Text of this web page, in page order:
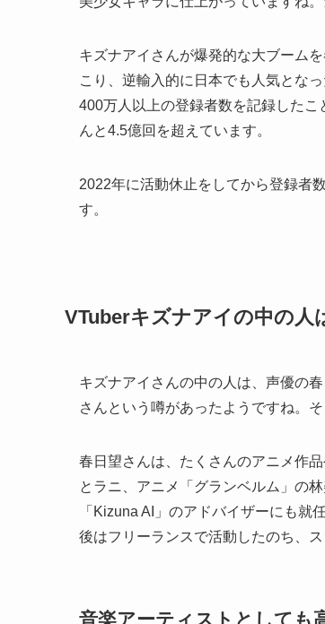
キズナアイさんが爆発的な大ブーム
こり、逆輸入的に日本でも人気とな
400万人以上の登録者数を記録した
んと4.5億回を超えています。
2022年に活動休止をしてから登録者
す。
VTuberキズナアイの中の人
キズナアイさんの中の人は、声優の
さんという噂があったようですね。
春日望さんは、たくさんのアニメ作
とラニ、アニメ「グランベルム」の
「Kizuna AI」のアドバイザーにも
後はフリーランスで活動したのち、
音楽アーティストとしても